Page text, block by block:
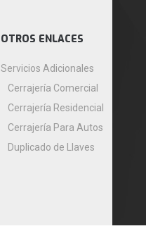
OTROS ENLACES
Servicios Adicionales
Cerrajería Comercial
Cerrajería Residencial
Cerrajería Para Autos
Duplicado de Llaves